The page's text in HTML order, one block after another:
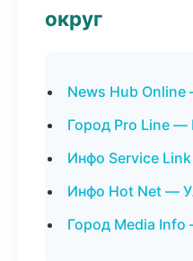
округ
News Hub
Город Pro Line —
Инфо Service
Инфо Hot Net —
Город Media Info